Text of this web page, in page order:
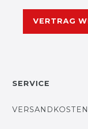
VERTRAG
SERVICE
VERSANDKOSTEN